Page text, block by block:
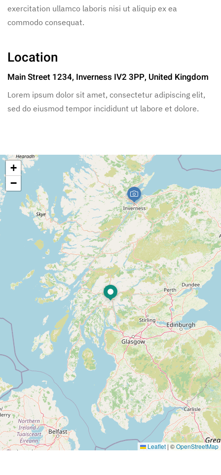
exercitation ullamco laboris nisi ut aliquip ex ea
commodo consequat.
Location
Main Street 1234, Inverness IV2 3PP, United Kingdom
Lorem ipsum dolor sit amet, consectetur adipiscing elit,
sed do eiusmod tempor incididunt ut labore et dolore.
+
−
Leaflet | ©OpenStreetMap